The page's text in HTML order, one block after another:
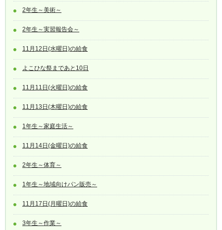
2年生～美術～
2年生～実習報告会～
11月12日(水曜日)の給食
よこひな祭まであと10日
11月11日(火曜日)の給食
11月13日(木曜日)の給食
1年生～家庭生活～
11月14日(金曜日)の給食
2年生～体育～
1年生～地域向けパン販売～
11月17日(月曜日)の給食
3年生～作業～